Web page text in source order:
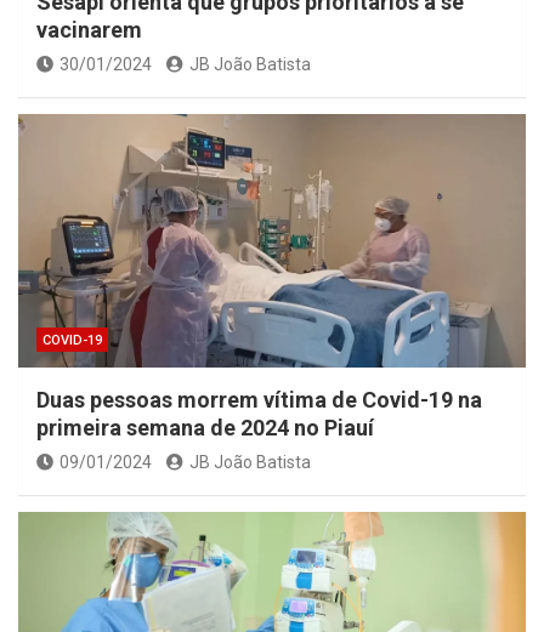
vacinarem
30/01/2024 JB João Batista
COVID-19
Duas pessoas morrem vítima de Covid-19 na
primeira semana de 2024 no Piauí
09/01/2024 JB João Batista